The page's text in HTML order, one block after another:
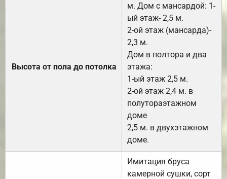
Высота от пола до потолка
м. Дом с мансардой: 1-
ый этаж- 2,5 м.
2-ой этаж (мансарда)-
2,3 м.
Дом в полтора и два
этажа:
1-ый этаж 2,5 м.
2-ой этаж 2,4 м. в
полутораэтажном
доме
2,5 м. в двухэтажном
доме.
Имитация бруса
камерной сушки, сорт